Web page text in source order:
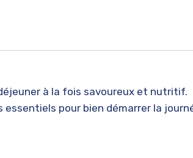
à la fois savoureux et nutritif.
pour bien démarrer la